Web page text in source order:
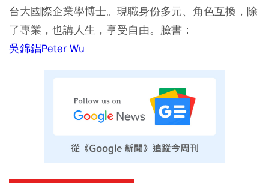
台大國際企業學博士。現職身份多元、角色互換，除
了專業，也講人生，享受自由。臉書：
吳錦錩Peter Wu